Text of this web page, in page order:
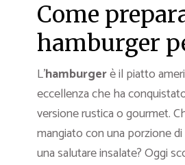
Come
hamburger
L’hamburgerè il piatto
eccellenza che ha
versione rustica o gourmet.
mangiato con una porzione
una salutare insalate? Oggi